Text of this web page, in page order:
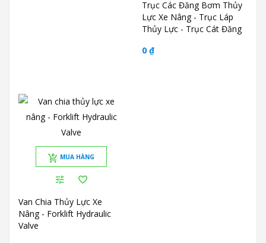
Trục Các Đăng Bơm Thủy
Lực Xe Nâng - Trục Láp
Thủy Lực - Trục Cát Đăng
0 ₫
MUA HÀNG
Van Chia Thủy Lực Xe
Nâng - Forklift Hydraulic
Valve